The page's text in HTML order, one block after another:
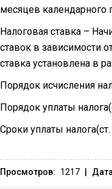
месяцев календарного
Налоговая ставка –
ставок в зависимости
ставка установлена в
Порядок исчисления
Порядок уплаты
Сроки уплаты
Просмотров: 1217